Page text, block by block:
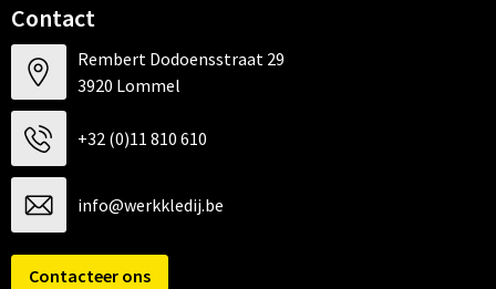
Contact
Rembert Dodoensstraat 29
3920 Lommel
+32 (0)11 810 610
info@werkkledij.be
Contacteer ons